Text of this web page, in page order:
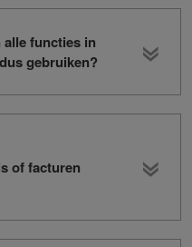
alle functies in
gebruiken?
of facturen